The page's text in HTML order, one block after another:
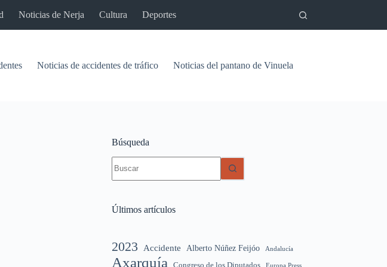
Noticias de Nerja Cultura Deportes
Noticias de accidentes de tráfico Noticias del pantano de Vinuela
Búsqueda
resultados
Últimos artículos
2023 Accidente Alberto Núñez Feijóo Andalucía
Axarquía Congreso de los Diputados Europa Press